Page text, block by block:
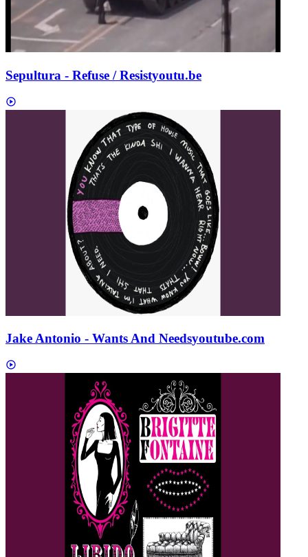
Sepultura - Refuse / Resistyoutu.be
Jake Antonio - Wants And Needsyoutube.com